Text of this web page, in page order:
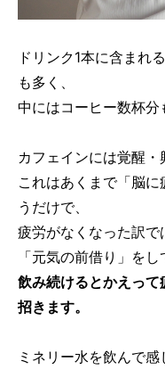
ドリンク1本に含まれ
も多く、
中にはコーヒー数杯分
カフェインには覚醒・
これはあくまで「脳
うだけで、
疲労がなくなった訳で
「元気の前借り」をし
飲み続けるとかえっ
招きます。
ミネリー水を飲んで感